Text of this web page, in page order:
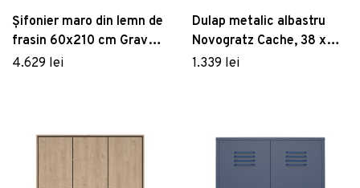
Șifonier maro din lemn de
frasin 60x210 cm Gravure
– WOOOD
4.629 lei
Dulap metalic albastru
Novogratz Cache, 38 x
185 cm
1.339 lei